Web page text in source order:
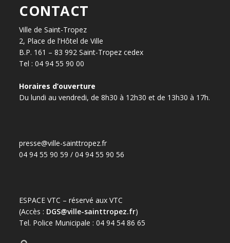
CONTACT
Ville de Saint-Tropez
2, Place de l’Hôtel de Ville
B.P. 161 – 83 992 Saint-Tropez cedex
Tel : 04 94 55 90 00
Horaires d’ouverture
Du lundi au vendredi, de 8h30 à 12h30 et de 13h30 à 17h.
presse@ville-sainttropez.fr
04 94 55 90 59 / 04 94 55 90 56
ESPACE VTC – réservé aux VTC
(Accès : DGS@ville-sainttropez.fr)
Tel. Police Municipale : 04 94 54 86 65